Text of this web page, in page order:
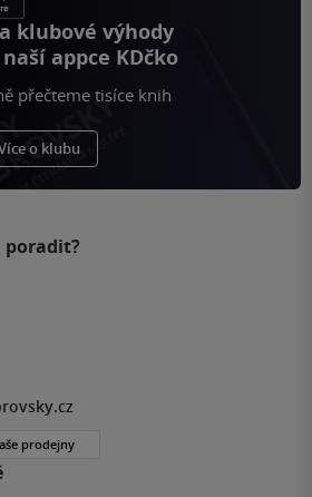
klubové výhody
appce KDčko
přečteme tisíce knih
o klubu
poradit?
prodejny